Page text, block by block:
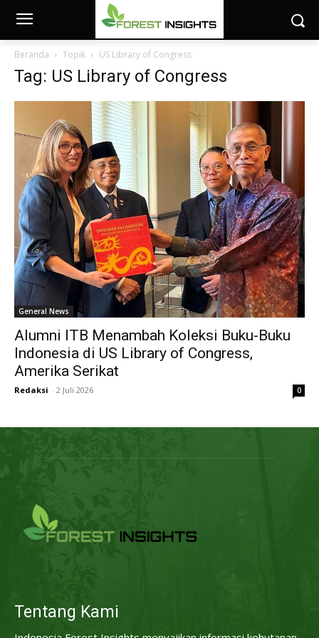
Beranda Topik US Library of Congress
Tag: US Library of Congress
General News
Alumni ITB Menambah Koleksi Buku-Buku
Indonesia di US Library of Congress,
Amerika Serikat
Redaksi - 2 Juli 2026 0
Tentang Kami